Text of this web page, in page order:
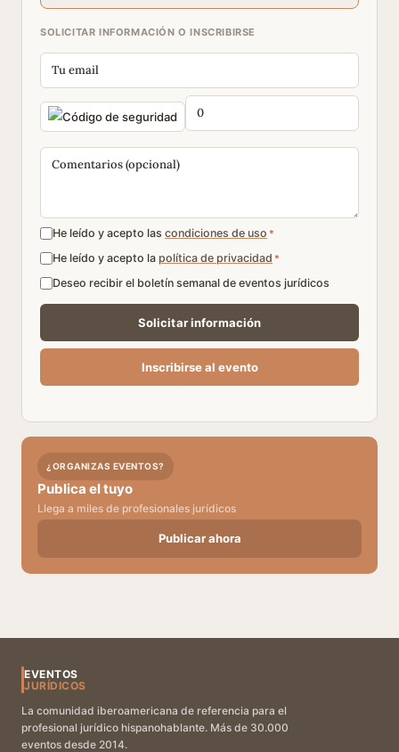
SOLICITAR INFORMACIÓN O INSCRIBIRSE
He leído y acepto las condiciones de uso *
He leído y acepto la política de privacidad *
Deseo recibir el boletín semanal de eventos jurídicos
¿ORGANIZAS EVENTOS?
Publica el tuyo
Llega a miles de profesionales jurídicos
Publicar ahora
EVENTOS
JURÍDICOS
La comunidad iberoamericana de referencia para el
profesional jurídico hispanohablante. Más de 30.000
eventos desde 2014.